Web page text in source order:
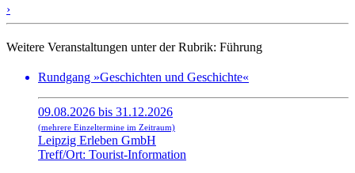
›
Weitere Veranstaltungen unter der Rubrik: Führung
Rundgang »Geschichten und Geschichte«
09.08.2026 bis 31.12.2026
(mehrere Einzeltermine im Zeitraum)
Leipzig Erleben GmbH
Treff/Ort: Tourist-Information